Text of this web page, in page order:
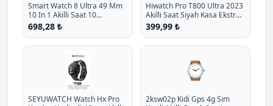
Smart Watch 8 Ultra 49 Mm
10 In 1 Akilli Saat 10
Kordonlu Takvim Spor
Whatsapp Menulu Koruma
698,28 ₺
Hiwatch Pro T800 Ultra 2023
Akilli Saat Siyah Kasa Ekstra
Kordon Hediyeli P - %27.1
İndirim
399,99 ₺
SEYUWATCH Watch Hx Pro
⌚
2ksw02p Kidi Gps 4g Sim